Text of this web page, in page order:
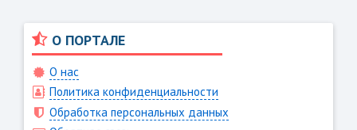
О ПОРТАЛЕ
О нас
Политика конфиденциальности
Обработка персональных данных